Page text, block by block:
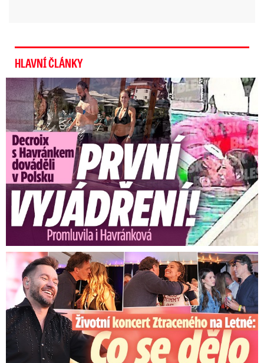
HLAVNÍ ČLÁNKY
Exministryně s Havránkem dováděli v Polsku: První slova!
Koncert Ztraceného na Letné: Jágr přišel s Dominikou, ale...